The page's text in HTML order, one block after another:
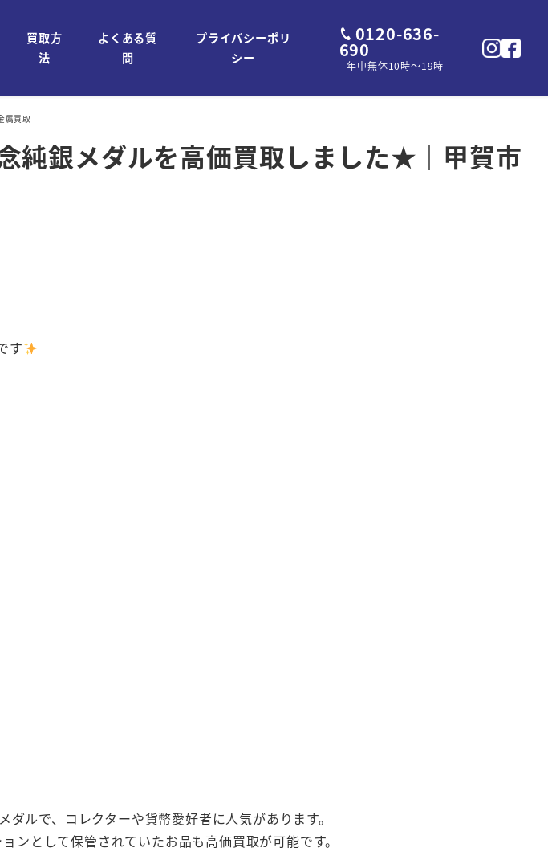
買取方
法
よくある質
問
プライバシーポリ
シー
0120-636-
690
年中無休10時～19時
属買取
純銀メダルを高価買取しました★｜甲賀市
す
ルで、コレクターや貨幣愛好者に人気があります。
として保管されていたお品も高価買取が可能です。